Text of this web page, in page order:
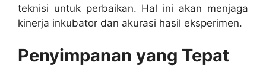
teknisi untuk perbaikan. Hal ini akan menjaga
kinerja inkubator dan akurasi hasil eksperimen.
Penyimpanan yang Tepat